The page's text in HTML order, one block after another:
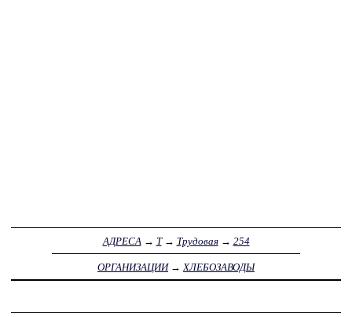
АДРЕСА → Т→ Трудовая→ 254
ОРГАНИЗАЦИИ→ ХЛЕБОЗАВОДЫ